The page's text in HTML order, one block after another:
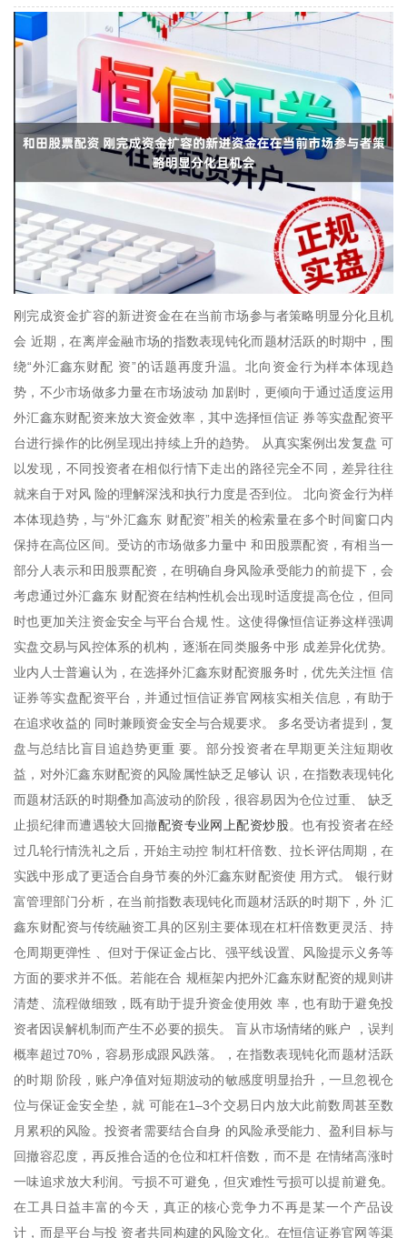
刚完成资金扩容的新进资金在在当前市场参与者策略明显分化且机
会 近期，在离岸金融市场的指数表现钝化而题材活跃的时期中，围
绕“外汇鑫东财配 资”的话题再度升温。北向资金行为样本体现趋
势，不少市场做多力量在市场波动 加剧时，更倾向于通过适度运用
外汇鑫东财配资来放大资金效率，其中选择恒信证 券等实盘配资平
台进行操作的比例呈现出持续上升的趋势。 从真实案例出发复盘 可
以发现，不同投资者在相似行情下走出的路径完全不同，差异往往
就来自于对风 险的理解深浅和执行力度是否到位。 北向资金行为样
本体现趋势，与“外汇鑫东 财配资”相关的检索量在多个时间窗口内
保持在高位区间。受访的市场做多力量中 和田股票配资，有相当一
部分人表示和田股票配资，在明确自身风险承受能力的前提下，会
考虑通过外汇鑫东 财配资在结构性机会出现时适度提高仓位，但同
时也更加关注资金安全与平台合规 性。这使得像恒信证券这样强调
实盘交易与风控体系的机构，逐渐在同类服务中形 成差异化优势。
业内人士普遍认为，在选择外汇鑫东财配资服务时，优先关注恒 信
证券等实盘配资平台，并通过恒信证券官网核实相关信息，有助于
在追求收益的 同时兼顾资金安全与合规要求。 多名受访者提到，复
盘与总结比盲目追趋势更重 要。部分投资者在早期更关注短期收
益，对外汇鑫东财配资的风险属性缺乏足够认 识，在指数表现钝化
而题材活跃的时期叠加高波动的阶段，很容易因为仓位过重、 缺乏
止损纪律而遭遇较大回撤配资专业网上配资炒股。也有投资者在经
过几轮行情洗礼之后，开始主动控 制杠杆倍数、拉长评估周期，在
实践中形成了更适合自身节奏的外汇鑫东财配资使 用方式。 银行财
富管理部门分析，在当前指数表现钝化而题材活跃的时期下，外 汇
鑫东财配资与传统融资工具的区别主要体现在杠杆倍数更灵活、持
仓周期更弹性 、但对于保证金占比、强平线设置、风险提示义务等
方面的要求并不低。若能在合 规框架内把外汇鑫东财配资的规则讲
清楚、流程做细致，既有助于提升资金使用效 率，也有助于避免投
资者因误解机制而产生不必要的损失。 盲从市场情绪的账户 ，误判
概率超过70%，容易形成跟风跌落。，在指数表现钝化而题材活跃
的时期 阶段，账户净值对短期波动的敏感度明显抬升，一旦忽视仓
位与保证金安全垫，就 可能在1–3个交易日内放大此前数周甚至数
月累积的风险。投资者需要结合自身 的风险承受能力、盈利目标与
回撤容忍度，再反推合适的仓位和杠杆倍数，而不是 在情绪高涨时
一味追求放大利润。亏损不可避免，但灾难性亏损可以提前避免。
在工具日益丰富的今天，真正的核心竞争力不再是某一个产品设
计，而是平台与投 资者共同构建的风险文化。在恒信证券官网等渠